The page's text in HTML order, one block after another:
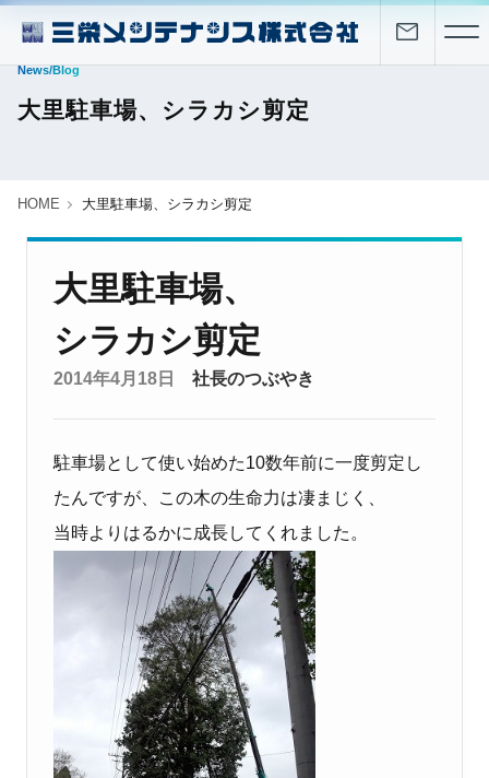
News/Blog
大里駐車場、シラカシ剪定
HOME 大里駐車場、シラカシ剪定
大里駐車場、
シラカシ剪定
2014年4月18日 社長のつぶやき
駐車場として使い始めた10数年前に一度剪定し
たんですが、この木の生命力は凄まじく、
当時よりはるかに成長してくれました。